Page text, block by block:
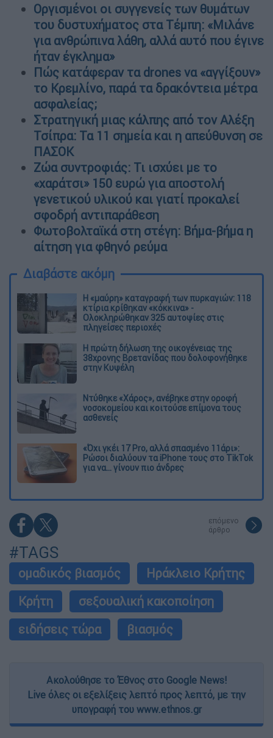
Οργισμένοι οι συγγενείς των θυμάτων
του δυστυχήματος στα Τέμπη: «Μιλάνε
για ανθρώπινα λάθη, αλλά αυτό που έγινε
ήταν έγκλημα»
Πώς κατάφεραν τα drones να «αγγίξουν»
το Κρεμλίνο, παρά τα δρακόντεια μέτρα
ασφαλείας;
Στρατηγική μιας κάλπης από τον Αλέξη
Τσίπρα: Τα 11 σημεία και η απεύθυνση σε
ΠΑΣΟΚ
Ζώα συντροφιάς: Τι ισχύει με το
«χαράτσι» 150 ευρώ για αποστολή
γενετικού υλικού και γιατί προκαλεί
σφοδρή αντιπαράθεση
Φωτοβολταϊκά στη στέγη: Βήμα-βήμα η
αίτηση για φθηνό ρεύμα
Διαβάστε ακόμη
Η «μαύρη» καταγραφή των πυρκαγιών: 118
κτίρια κρίθηκαν «κόκκινα» -
Ολοκληρώθηκαν 325 αυτοψίες στις
πληγείσες περιοχές
Η πρώτη δήλωση της οικογένειας της
38χρονης Βρετανίδας που δολοφονήθηκε
στην Κυψέλη
Ντύθηκε «Χάρος», ανέβηκε στην οροφή
νοσοκομείου και κοιτούσε επίμονα τους
ασθενείς
«Όχι γκέι 17 Pro, αλλά σπασμένο 11άρι»:
Ρώσοι διαλύουν τα iPhone τους στο TikTok
για να... γίνουν πιο άνδρες
επόμενο
άρθρο
#TAGS
ομαδικός βιασμός
Ηράκλειο Κρήτης
Κρήτη
σεξουαλική κακοποίηση
ειδήσεις τώρα
βιασμός
Ακολούθησε το Έθνος στο Google News!
Live όλες οι εξελίξεις λεπτό προς λεπτό, με την
υπογραφή του www.ethnos.gr